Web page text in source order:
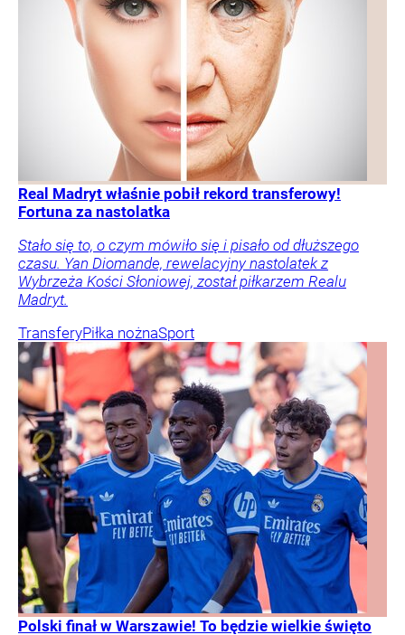
Real Madryt właśnie pobił rekord transferowy!
Fortuna za nastolatka
Stało się to, o czym mówiło się i pisało od dłuższego
czasu. Yan Diomande, rewelacyjny nastolatek z
Wybrzeża Kości Słoniowej, został piłkarzem Realu
Madryt.
TransferyPiłka nożnaSport
Polski finał w Warszawie! To będzie wielkie święto